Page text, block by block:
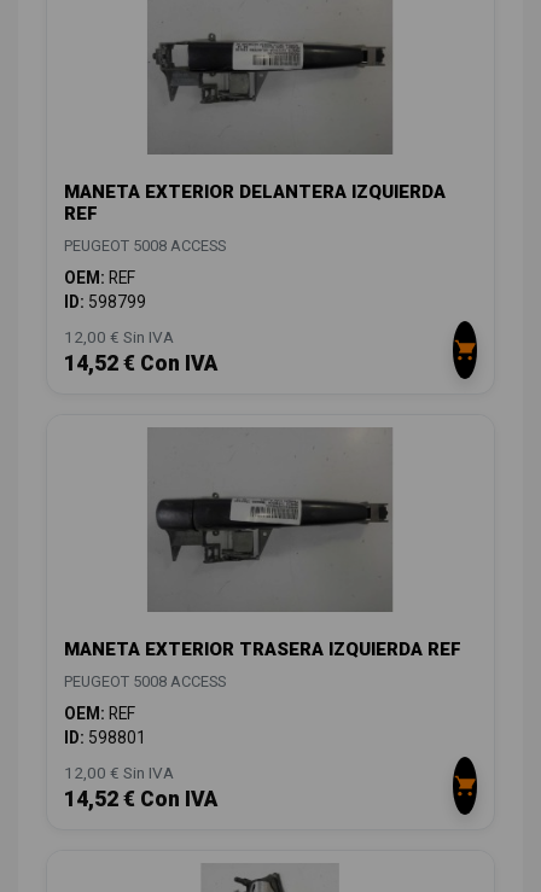
MANETA EXTERIOR DELANTERA IZQUIERDA
REF
PEUGEOT 5008 ACCESS
OEM: REF
ID: 598799
12,00 € Sin IVA
14,52 € Con IVA
MANETA EXTERIOR TRASERA IZQUIERDA REF
PEUGEOT 5008 ACCESS
OEM: REF
ID: 598801
12,00 € Sin IVA
14,52 € Con IVA